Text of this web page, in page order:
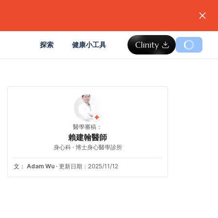
探索 健康小工具
醫學審稿：
賴建翰醫師
身心科 · 博士身心醫學診所
文： Adam Wu · 更新日期：2025/11/12